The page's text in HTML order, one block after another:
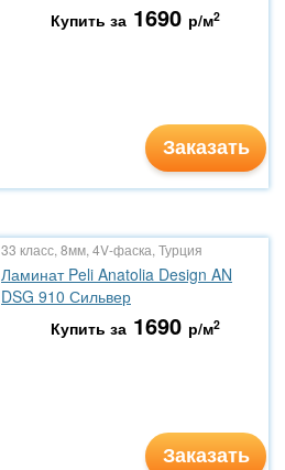
Купить за 1690 р/м2
Заказать
33 класс, 8мм, 4V-фаска, Турция
Ламинат Peli Anatolia Design AN
DSG 910 Сильвер
Купить за 1690 р/м2
Заказать